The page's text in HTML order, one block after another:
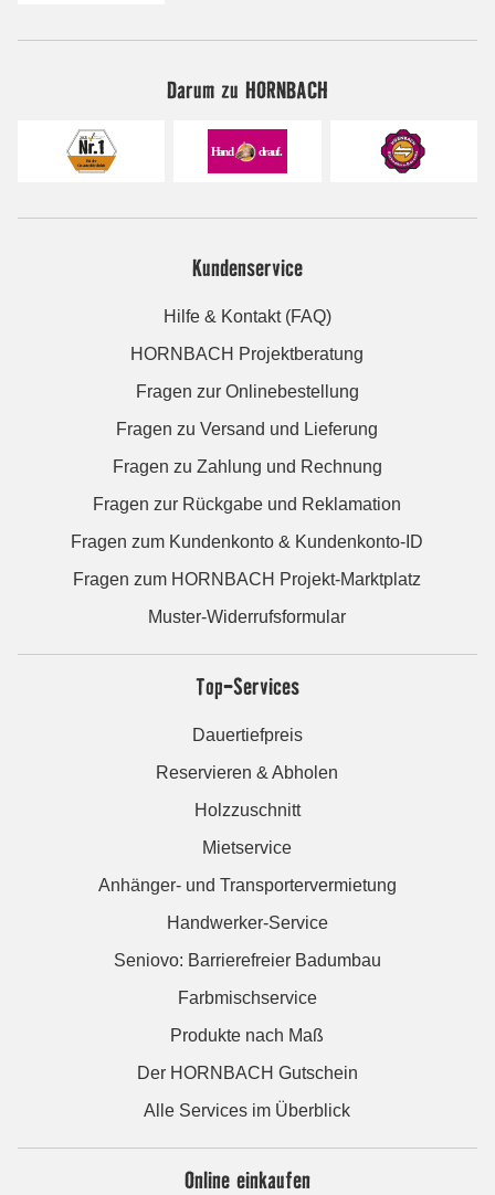
Darum zu HORNBACH
Kundenservice
Hilfe & Kontakt (FAQ)
HORNBACH Projektberatung
Fragen zur Onlinebestellung
Fragen zu Versand und Lieferung
Fragen zu Zahlung und Rechnung
Fragen zur Rückgabe und Reklamation
Fragen zum Kundenkonto & Kundenkonto-ID
Fragen zum HORNBACH Projekt-Marktplatz
Muster-Widerrufsformular
Top-Services
Dauertiefpreis
Reservieren & Abholen
Holzzuschnitt
Mietservice
Anhänger- und Transportervermietung
Handwerker-Service
Seniovo: Barrierefreier Badumbau
Farbmischservice
Produkte nach Maß
Der HORNBACH Gutschein
Alle Services im Überblick
Online einkaufen